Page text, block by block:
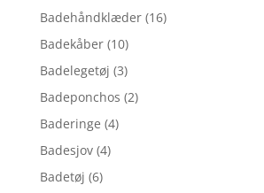
Badehåndklæder (16)
Badekåber (10)
Badelegetøj (3)
Badeponchos (2)
Baderinge (4)
Badesjov (4)
Badetøj (6)